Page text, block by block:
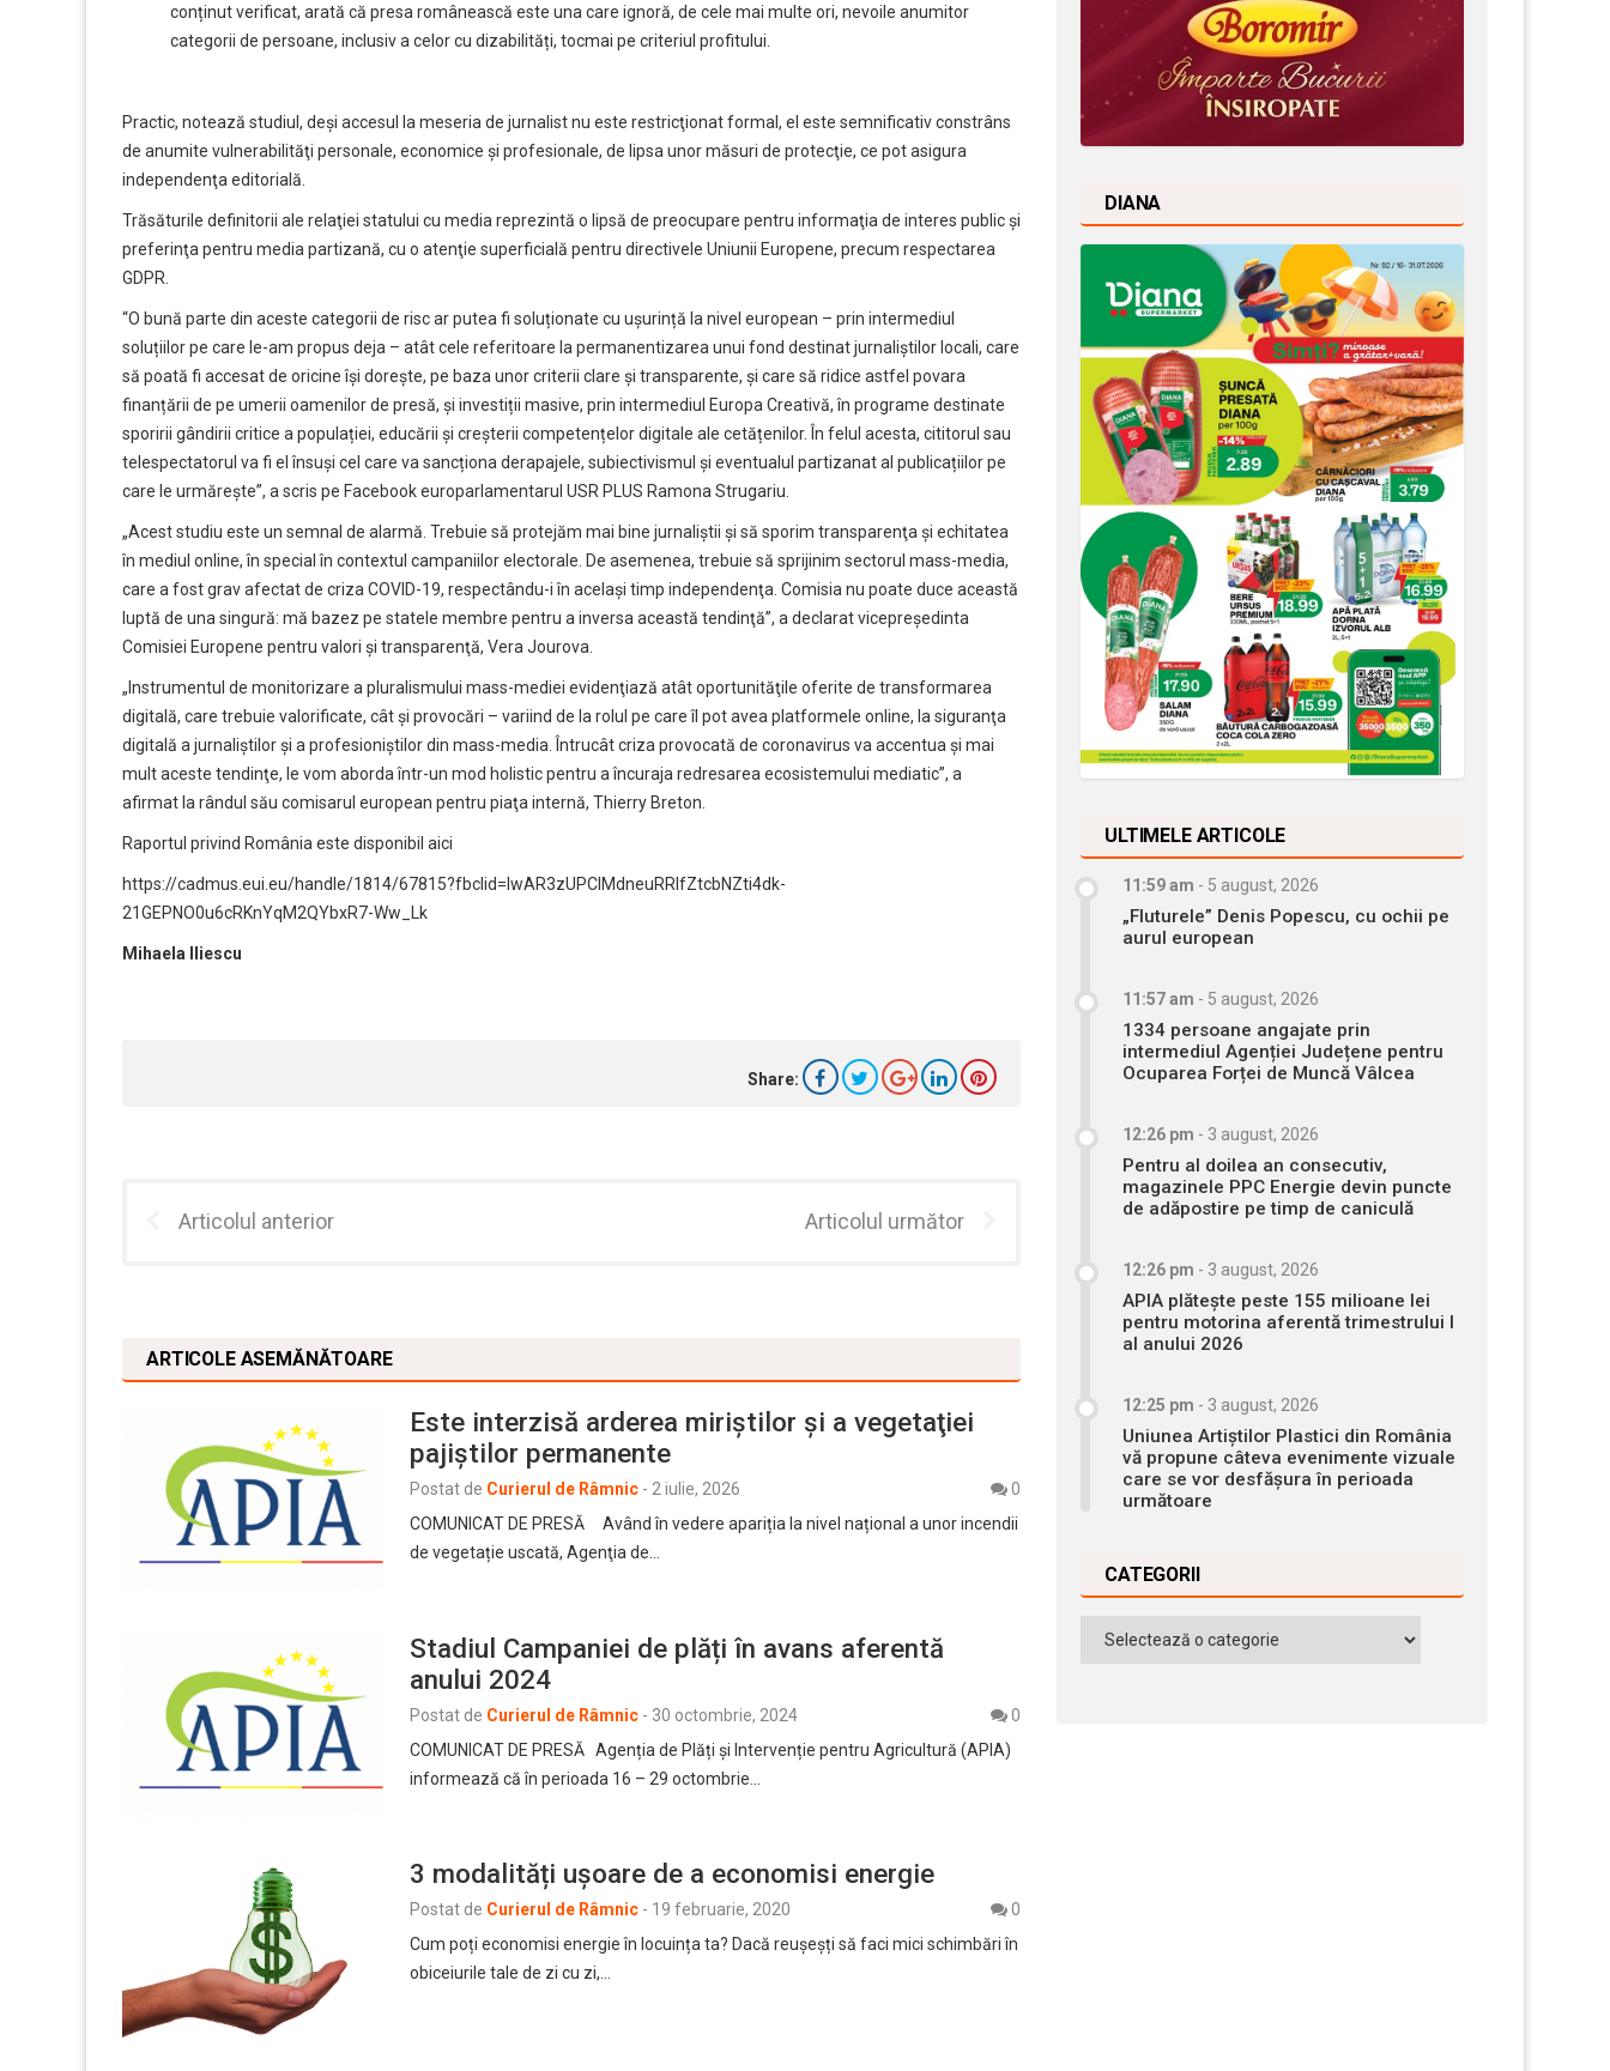
conținut verificat, arată că presa românească este una care ignoră, de cele mai multe ori, nevoile anumitor
categorii de persoane, inclusiv a celor cu dizabilități, tocmai pe criteriul profitului.
Practic, notează studiul, deşi accesul la meseria de jurnalist nu este restricţionat formal, el este semnificativ constrâns
de anumite vulnerabilităţi personale, economice şi profesionale, de lipsa unor măsuri de protecţie, ce pot asigura
independenţa editorială.
Trăsăturile definitorii ale relaţiei statului cu media reprezintă o lipsă de preocupare pentru informaţia de interes public şi
preferinţa pentru media partizană, cu o atenţie superficială pentru directivele Uniunii Europene, precum respectarea
GDPR.
“O bună parte din aceste categorii de risc ar putea fi soluționate cu ușurință la nivel european – prin intermediul
soluțiilor pe care le-am propus deja – atât cele referitoare la permanentizarea unui fond destinat jurnaliștilor locali, care
să poată fi accesat de oricine își dorește, pe baza unor criterii clare și transparente, și care să ridice astfel povara
finanțării de pe umerii oamenilor de presă, și investiții masive, prin intermediul Europa Creativă, în programe destinate
sporirii gândirii critice a populației, educării și creșterii competențelor digitale ale cetățenilor. În felul acesta, cititorul sau
telespectatorul va fi el însuși cel care va sancționa derapajele, subiectivismul și eventualul partizanat al publicațiilor pe
care le urmărește”, a scris pe Facebook europarlamentarul USR PLUS Ramona Strugariu.
„Acest studiu este un semnal de alarmă. Trebuie să protejăm mai bine jurnaliştii şi să sporim transparenţa şi echitatea
în mediul online, în special în contextul campaniilor electorale. De asemenea, trebuie să sprijinim sectorul mass-media,
care a fost grav afectat de criza COVID-19, respectându-i în acelaşi timp independenţa. Comisia nu poate duce această
luptă de una singură: mă bazez pe statele membre pentru a inversa această tendinţă”, a declarat vicepreşedinta
Comisiei Europene pentru valori şi transparenţă, Vera Jourova.
„Instrumentul de monitorizare a pluralismului mass-mediei evidenţiază atât oportunităţile oferite de transformarea
digitală, care trebuie valorificate, cât şi provocări – variind de la rolul pe care îl pot avea platformele online, la siguranţa
digitală a jurnaliştilor şi a profesioniştilor din mass-media. Întrucât criza provocată de coronavirus va accentua şi mai
mult aceste tendinţe, le vom aborda într-un mod holistic pentru a încuraja redresarea ecosistemului mediatic”, a
afirmat la rândul său comisarul european pentru piaţa internă, Thierry Breton.
Raportul privind România este disponibil aici
https://cadmus.eui.eu/handle/1814/67815?fbclid=IwAR3zUPClMdneuRRIfZtcbNZti4dk-
21GEPNO0u6cRKnYqM2QYbxR7-Ww_Lk
Mihaela Iliescu
Share:
Articolul anterior Articolul următor
ARTICOLE ASEMĂNĂTOARE
Este interzisă arderea miriştilor şi a vegetaţiei
pajiştilor permanente
Postat de Curierul de Râmnic - 2 iulie, 2026
0
COMUNICAT DE PRESĂ Având în vedere apariția la nivel național a unor incendii
de vegetație uscată, Agenţia de…
Stadiul Campaniei de plăți în avans aferentă
anului 2024
Postat de Curierul de Râmnic - 30 octombrie, 2024
0
COMUNICAT DE PRESĂ Agenția de Plăți și Intervenție pentru Agricultură (APIA)
informează că în perioada 16 – 29 octombrie…
3 modalități ușoare de a economisi energie
Postat de Curierul de Râmnic - 19 februarie, 2020
0
Cum poți economisi energie în locuința ta? Dacă reușeșți să faci mici schimbări în
obiceiurile tale de zi cu zi,…
DIANA
ULTIMELE ARTICOLE
11:59 am - 5 august, 2026
„Fluturele” Denis Popescu, cu ochii pe
aurul european
11:57 am - 5 august, 2026
1334 persoane angajate prin
intermediul Agenției Județene pentru
Ocuparea Forței de Muncă Vâlcea
12:26 pm - 3 august, 2026
Pentru al doilea an consecutiv,
magazinele PPC Energie devin puncte
de adăpostire pe timp de caniculă
12:26 pm - 3 august, 2026
APIA plătește peste 155 milioane lei
pentru motorina aferentă trimestrului I
al anului 2026
12:25 pm - 3 august, 2026
Uniunea Artiștilor Plastici din România
vă propune câteva evenimente vizuale
care se vor desfășura în perioada
următoare
CATEGORII
Categorii